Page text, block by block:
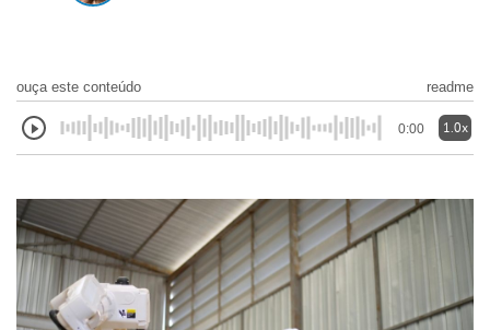
ouça este conteúdo readme
0:00 1.0x